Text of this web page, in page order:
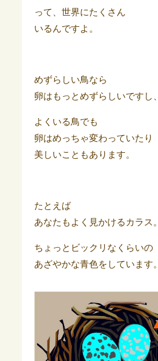
って、世界にたくさん
いるんですよ。
めずらしい鳥なら
卵はもっとめずらしいですし、
よくいる鳥でも
卵はめっちゃ変わっていたり
美しいこともあります。
たとえば
あなたもよく見かけるカラス。
ちょっとビックリなくらいの
あざやかな青色をしています。